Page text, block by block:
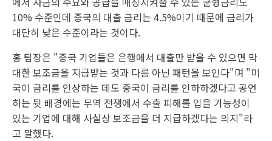
10% 수준인데 중국의 대출 금리는 4.5%이기 때문에 금리가
대단히 낮은 수준이라는 것이다.
홍 팀장은 "중국 기업들은 은행에서 대출만 받을 수 있으면 막
대한 보조금을 지급받는 것과 다름 아닌 패턴을 보인다"며 "미
국이 금리를 인상하는 데도 중국이 금리를 인하하겠다고 공언
하는 뒷 배경에는 무역 전쟁에서 수출 피해를 입을 가능성이
있는 기업에 대해 사실상 보조금을 더 지급하겠다는 의지"라
고 말했다.